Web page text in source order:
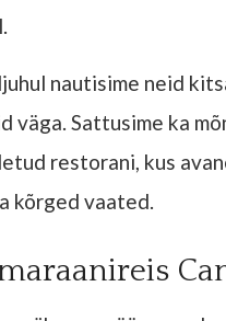
nautisime neid
väga. Sattusime ka
restorani, kus
kõrged vaated.